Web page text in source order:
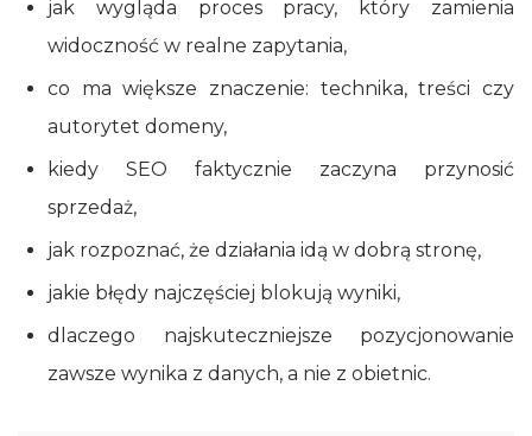
jak wygląda proces pracy, który zamienia
widoczność w realne zapytania,
co ma większe znaczenie: technika, treści czy
autorytet domeny,
kiedy SEO faktycznie zaczyna przynosić
sprzedaż,
jak rozpoznać, że działania idą w dobrą stronę,
jakie błędy najczęściej blokują wyniki,
dlaczego najskuteczniejsze pozycjonowanie
zawsze wynika z danych, a nie z obietnic.